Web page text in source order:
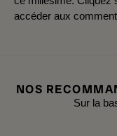
accéder aux
NOS
Sur la